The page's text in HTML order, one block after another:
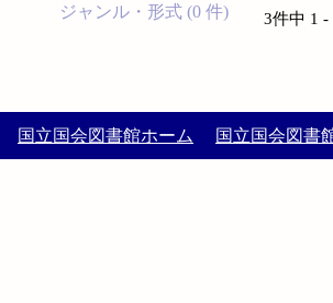
ジャンル・形式 (0 件)
3件中 1
国立国会図書館ホーム 国立国会図書